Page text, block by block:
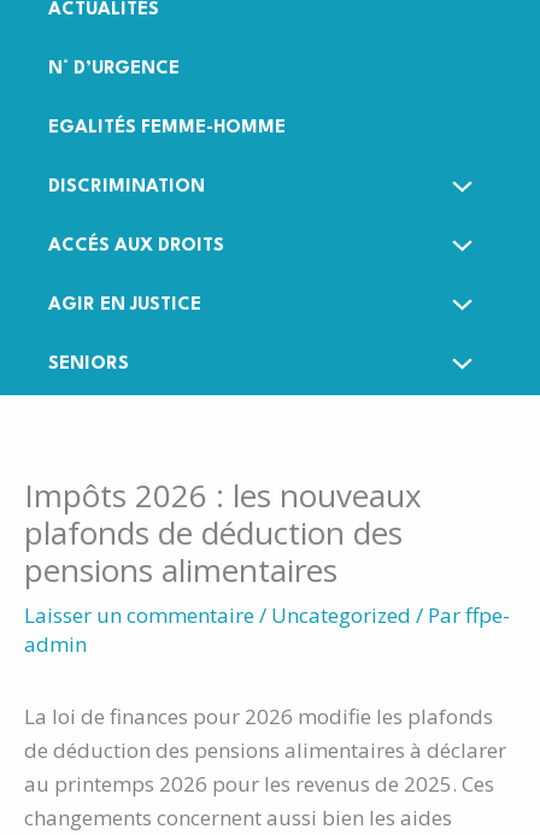
ACTUALITÉS
N° D’URGENCE
EGALITÉS FEMME-HOMME
DISCRIMINATION
ACCÉS AUX DROITS
AGIR EN JUSTICE
SENIORS
Impôts 2026 : les nouveaux
plafonds de déduction des
pensions alimentaires
Laisser un commentaire/ Uncategorized / Parffpe-
admin
La loi de finances pour 2026 modifie les plafonds
de déduction des pensions alimentaires à déclarer
au printemps 2026 pour les revenus de 2025. Ces
changements concernent aussi bien les aides